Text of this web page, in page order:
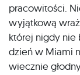
pracowitości.
wyjątkową
której nigdy nie
dzień w Miami
wiecznie